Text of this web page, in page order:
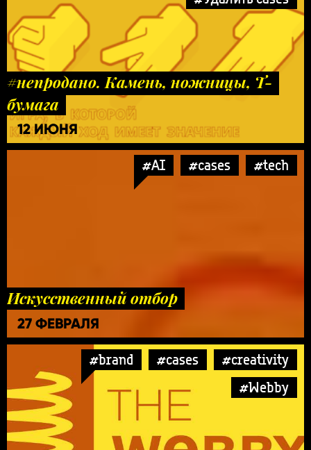
#непродано. Камень, ножницы, Т-
бумага
12 ИЮНЯ
#AI #cases #tech
Искусственный отбор
27 ФЕВРАЛЯ
#brand #cases
#creativity
#Webby